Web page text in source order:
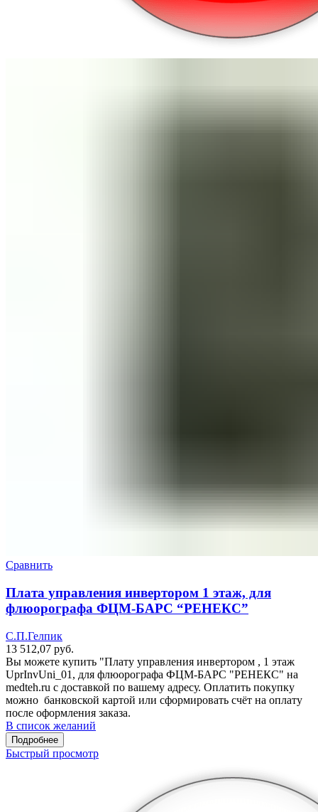
Сравнить
Плата управления инвертором 1 этаж, для
флюорографа ФЦМ-БАРС “РЕНЕКС”
С.П.Гелпик
13 512,07 руб.
Вы можете купить "Плату управления инвертором , 1 этаж
UprInvUni_01, для флюорографа ФЦМ-БАРС "РЕНЕКС" на
medteh.ru с доставкой по вашему адресу. Оплатить покупку
можно банковской картой или сформировать счёт на оплату
после оформления заказа.
В список желаний
Подробнее
Быстрый просмотр